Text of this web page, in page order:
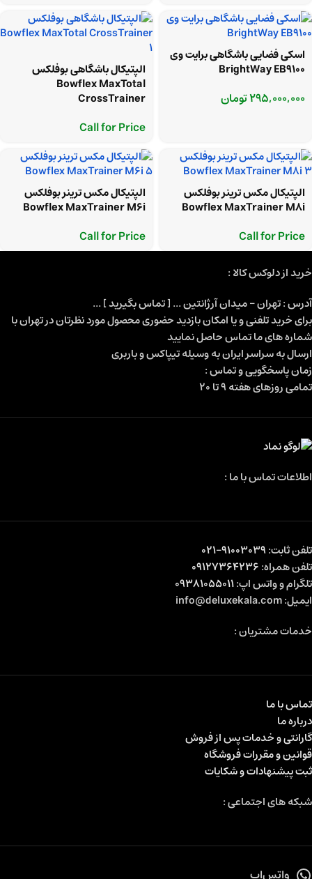
اسکی فضایی باشگاهی برایت وی
BrightWay EB9100
295,000,000تومان
الپتیکال باشگاهی بوفلکس
Bowflex MaxTotal
CrossTrainer
Call for Price
الپتیکال مکس ترینر بوفلکس
Bowflex MaxTrainer M8i
Call for Price
الپتیکال مکس ترینر بوفلکس
Bowflex MaxTrainer M6i
Call for Price
خرید از دلوکس کالا :
آدرس : تهران - میدان آرژانتین ... [ تماس بگیرید ] ...
برای خرید تلفنی و یا امکان بازدید حضوری محصول مورد نظرتان در تهران با
شماره های ما تماس حاصل نمایید
ارسال به سراسر ایران به وسیله تیپاکس و باربری
زمان پاسخگویی و تماس :
تمامی روزهای هفته 9 تا 20
اطلاعات تماس با ما :
تلفن ثابت:91003039-021
تلفن همراه:09127364236
تلگرام و واتس اپ:09381055011
ایمیل: info@deluxekala.com
خدمات مشتریان :
تماس با ما
درباره ما
گارانتی و خدمات پس از فروش
قوانین و مقررات فروشگاه
ثبت پیشنهادات و شکایات
شبکه های اجتماعی :
واتس‌اپ